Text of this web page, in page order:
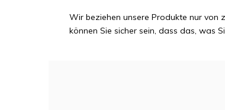
Wir beziehen unsere Produkte nur von
können Sie sicher sein, dass das, was